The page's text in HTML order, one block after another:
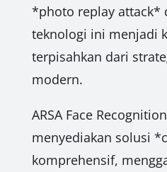
*photo replay attack*
teknologi ini menjadi
terpisahkan dari
modern.
ARSA Face
menyediakan solusi
komprehensif,